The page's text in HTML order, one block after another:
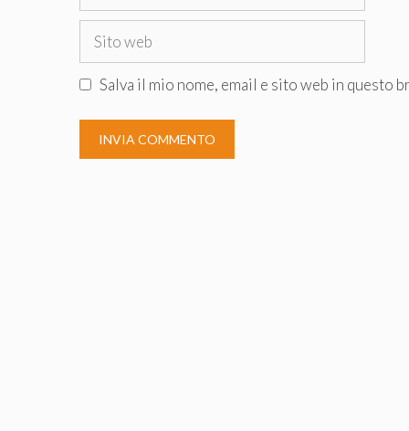
Sito
Salva il mio nome, email e sito web in questo